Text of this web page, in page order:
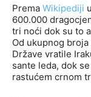
Prema Wikipediji
600.000
tri noći dok su to
Od ukupnog
Države vratile
sante leda, dok
rastućem crnom